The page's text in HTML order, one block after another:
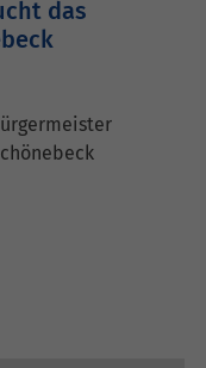
das